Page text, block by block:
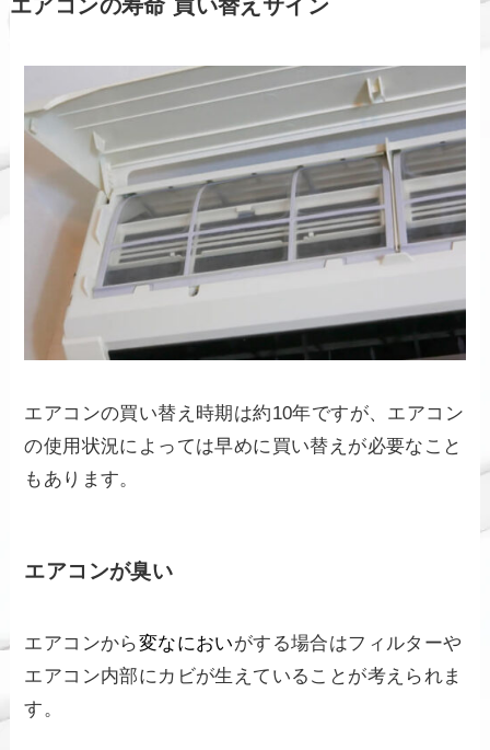
エアコンの寿命 買い替えサイン
エアコンの買い替え時期は約10年ですが、エアコン
の使用状況によっては早めに買い替えが必要なこと
もあります。
エアコンが臭い
エアコンから変なにおいがする場合はフィルターや
エアコン内部にカビが生えていることが考えられま
す。